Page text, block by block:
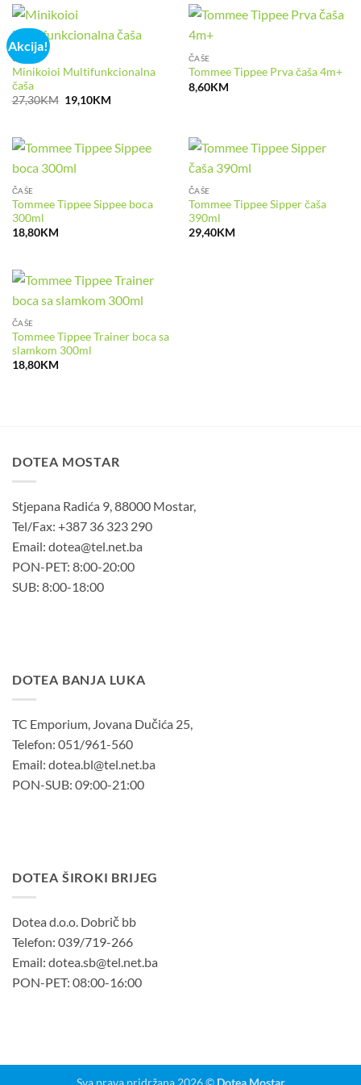
Akcija!
ČAŠE
Minikoioi Multifunkcionalna
čaša
27,30KM Izvorna
cijena
27,30KM.
19,10KMTrenutna
ČAŠE
Tommee Tippee Prva čaša 4m+
8,60KM
ČAŠE
Tommee Tippee Sippee boca
300ml
18,80KM
ČAŠE
Tommee Tippee Sipper čaša
390ml
29,40KM
ČAŠE
Tommee Tippee Trainer boca sa
slamkom 300ml
18,80KM
DOTEA MOSTAR
Stjepana Radića 9, 88000 Mostar,
Tel/Fax: +387 36 323 290
Email: dotea@tel.net.ba
PON-PET: 8:00-20:00
SUB: 8:00-18:00
DOTEA BANJA LUKA
TC Emporium, Jovana Dučića 25,
Telefon: 051/961-560
Email: dotea.bl@tel.net.ba
PON-SUB: 09:00-21:00
DOTEA ŠIROKI BRIJEG
Dotea d.o.o. Dobrič bb
Telefon: 039/719-266
Email: dotea.sb@tel.net.ba
PON-PET: 08:00-16:00